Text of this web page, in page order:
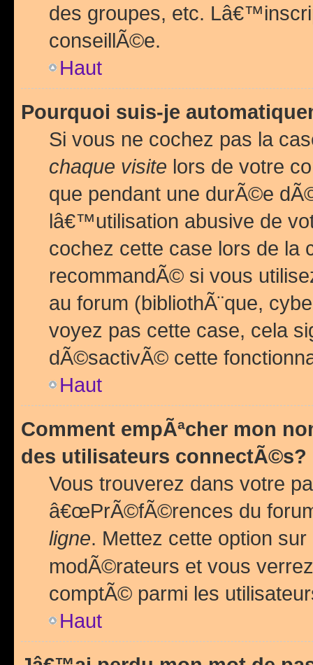
des groupes, etc.
conseillÃ©e.
Haut
Pourquoi suis-je
Si vous ne cochez pas la
chaque visite lors de votre
que pendant une durÃ©e
lâ€™utilisation abusive de
cochez cette case lors de
recommandÃ© si vous
au forum (bibliothÃ¨que,
voyez pas cette case, cela
dÃ©sactivÃ© cette
Haut
Comment empÃªcher mon
des utilisateurs connectÃ©s?
Vous trouverez dans votre
â€œPrÃ©fÃ©rences du
ligne. Mettez cette option sur
modÃ©rateurs et vous
comptÃ© parmi les
Haut